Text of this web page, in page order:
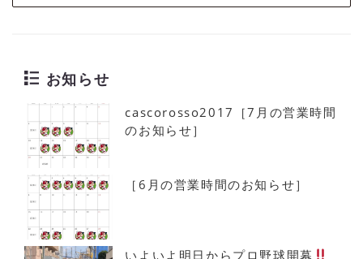
お知らせ
cascorosso2017［7月の営業時間
のお知らせ］
［6月の営業時間のお知らせ］
いよいよ明日からプロ野球開幕